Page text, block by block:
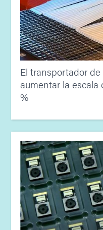
El transportador
aumentar la escala
%